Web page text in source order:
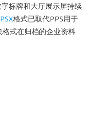
标牌和大厅展示屏持续
格式已取代PPS用于
式在归档的企业资料